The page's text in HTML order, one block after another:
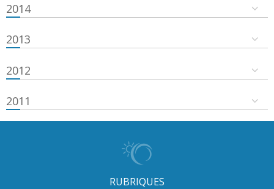
2014
2013
2012
2011
RUBRIQUES